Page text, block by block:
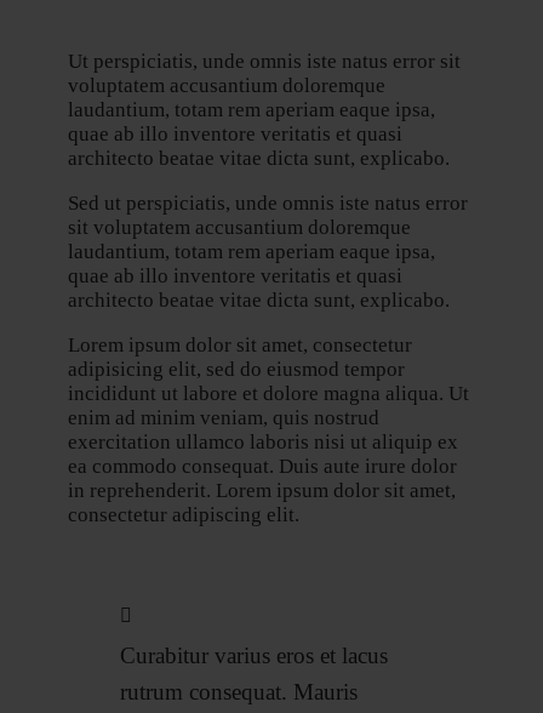
Ut perspiciatis, unde omnis iste natus error sit
voluptatem accusantium doloremque
laudantium, totam rem aperiam eaque ipsa,
quae ab illo inventore veritatis et quasi
architecto beatae vitae dicta sunt, explicabo.
Sed ut perspiciatis, unde omnis iste natus error
sit voluptatem accusantium doloremque
laudantium, totam rem aperiam eaque ipsa,
quae ab illo inventore veritatis et quasi
architecto beatae vitae dicta sunt, explicabo.
Lorem ipsum dolor sit amet, consectetur
adipisicing elit, sed do eiusmod tempor
incididunt ut labore et dolore magna aliqua. Ut
enim ad minim veniam, quis nostrud
exercitation ullamco laboris nisi ut aliquip ex
ea commodo consequat. Duis aute irure dolor
in reprehenderit. Lorem ipsum dolor sit amet,
consectetur adipiscing elit.
Curabitur varius eros et lacus
rutrum consequat. Mauris